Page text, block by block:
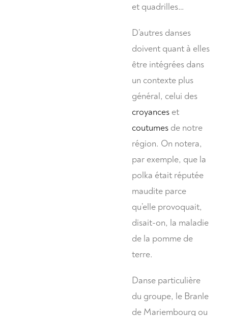
et quadrilles…
D’autres danses
doivent quant à elles
être intégrées dans
un contexte plus
général, celui des
croyances et
coutumes de notre
région. On notera,
par exemple, que la
polka était réputée
maudite parce
qu’elle provoquait,
disait-on, la maladie
de la pomme de
terre.
Danse particulière
du groupe, le Branle
de Mariembourg ou